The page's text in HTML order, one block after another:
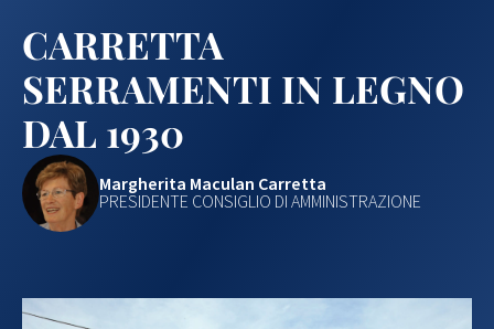
CARRETTA
SERRAMENTI IN LEGNO
DAL 1930
Margherita Maculan Carretta
PRESIDENTE CONSIGLIO DI AMMINISTRAZIONE